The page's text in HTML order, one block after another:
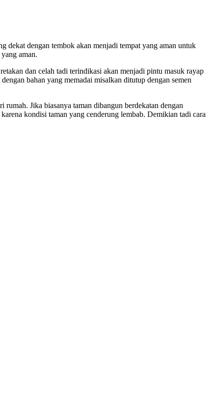
dekat dengan tembok akan menjadi tempat yang aman untuk
aman.
dan celah tadi terindikasi akan menjadi pintu masuk rayap
bahan yang memadai misalkan ditutup dengan semen
Jika biasanya taman dibangun berdekatan dengan
kondisi taman yang cenderung lembab. Demikian tadi cara